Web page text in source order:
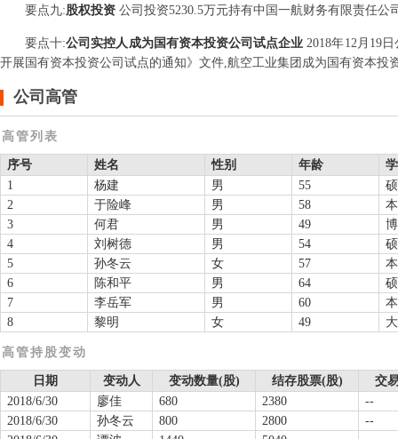
要点九:股权投资 公司投资5230.5万元持有中国一航财务有限责任公
要点十:公司实控人成为国有资本投资公司试点企业2018年12月19
开展国有资本投资公司试点的通知》文件,航空工业集团成为国有资本
公司高管
高管列表
序号 姓名 性别 年龄
1
杨建 男 55
2
于险峰 男 58
3
何君 男 49
4
刘树德 男 54
5
孙冬云 女 57
6
陈和平 男 64
7
李岳军 男 60
8
黎明 女 49
高管持股变动
日期 变动人 变动数量(股) 结存股票(股)
交
2018/6/30
廖佳 680 2380
--
2018/6/30
孙冬云 800 2800
--